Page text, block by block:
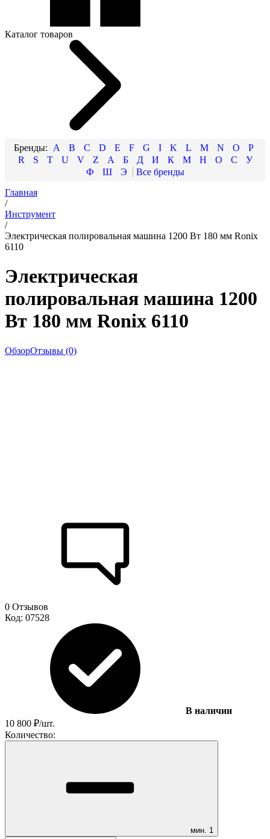
Каталог товаров
A B C D E F G I K L M N O
P
R
S T U V Z А Б Д И К М Н О С
У
Ф
Ш
Э
Главная
/
Инструмент
/
Электрическая полировальная машина 1200 Вт 180 мм Ronix
6110
Электрическая
полировальная машина 1200
Вт 180 мм Ronix 6110
ОбзорОтзывы (0)
0 Отзывов
Код: 07528
В наличии
10 800 ₽/шт.
Количество:
мин. 1